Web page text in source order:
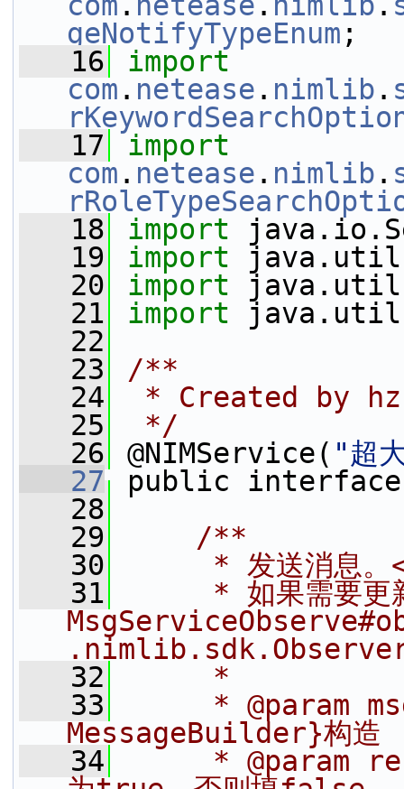
geNotifyTypeEnum ;
   16
import
com . netease . nimlib .
   17
import
com . netease . nimlib .
   18
import
   19
import
   20
import
   21
import
   22
   23
/**
   24
* Created by
   25
*/
   26
@NIMService( "超
   27
public
   28
   29
    /**
   30
* 发送消息。
   31
* 如果需要更
   32
     *
   33
* @param
MessageBuilder}构造
   34
* @param